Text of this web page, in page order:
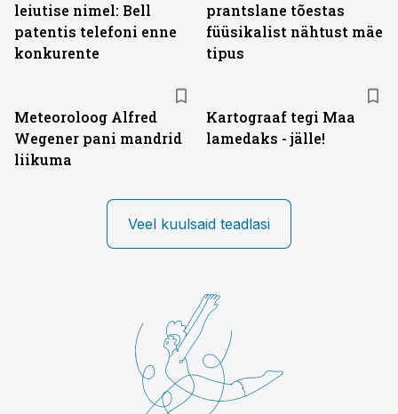
leiutise nimel: Bell
patentis telefoni enne
konkurente
prantslane tõestas
füüsikalist nähtust mäe
tipus
Meteoroloog Alfred
Wegener pani mandrid
liikuma
Kartograaf tegi Maa
lamedaks - jälle!
Veel kuulsaid teadlasi